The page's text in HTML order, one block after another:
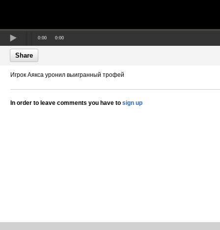
0:00 0:00
Share
Игрок Аякса уронил выигранный трофей
In order to leave comments you have to sign up